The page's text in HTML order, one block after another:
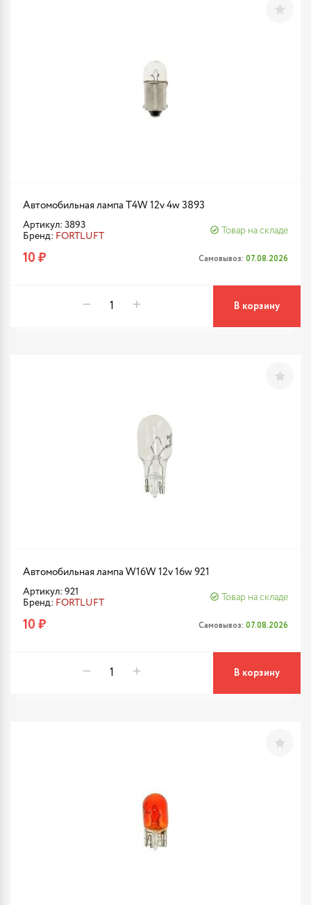
Автомобильная лампа T4W 12v 4w 3893
Артикул: 3893
Бренд: FORTLUFT
Товар на складе
10 ₽ Самовывоз: 07.08.2026
В корзину
Автомобильная лампа W16W 12v 16w 921
Артикул: 921
Бренд: FORTLUFT
Товар на складе
10 ₽ Самовывоз: 07.08.2026
В корзину